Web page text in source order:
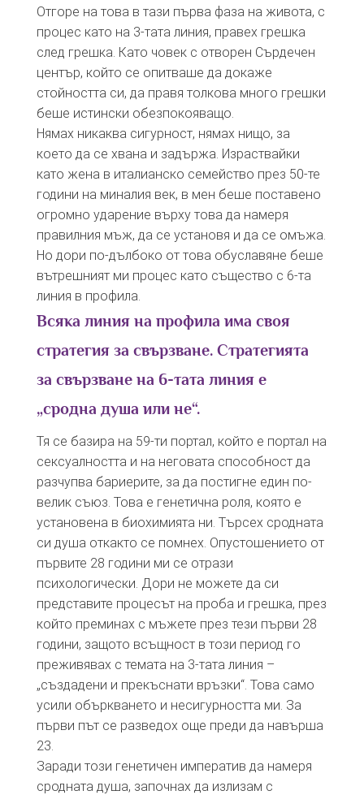
Отгоре на това в тази първа фаза на живота, с
процес като на 3-тата линия, правех грешка
след грешка. Като човек с отворен Сърдечен
център, който се опитваше да докаже
стойността си, да правя толкова много грешки
беше истински обезпокояващо.
Нямах никаква сигурност, нямах нищо, за
което да се хвана и задържа. Израствайки
като жена в италианско семейство през 50-те
години на миналия век, в мен беше поставено
огромно ударение върху това да намеря
правилния мъж, да се установя и да се омъжа.
Но дори по-дълбоко от това обуславяне беше
вътрешният ми процес като същество с 6-та
линия в профила.
Всяка линия на профила има своя
стратегия за свързване. Стратегията
за свързване на 6-тата линия е
„сродна душа или не“.
Тя се базира на 59-ти портал, който е портал на
сексуалността и на неговата способност да
разчупва бариерите, за да постигне един по-
велик съюз. Това е генетична роля, която е
установена в биохимията ни. Търсех сродната
си душа откакто се помнех. Опустошението от
първите 28 години ми се отрази
психологически. Дори не можете да си
представите процесът на проба и грешка, през
който преминах с мъжете през тези първи 28
години, защото всъщност в този период го
преживявах с темата на 3-тата линия –
„създадени и прекъснати връзки“. Това само
усили объркването и несигурността ми. За
първи път се разведох още преди да навърша
23.
Заради този генетичен императив да намеря
сродната душа, започнах да излизам с